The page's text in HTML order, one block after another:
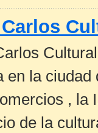
en la
, la
de la